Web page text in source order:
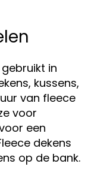
in
kussens,
van fleece
voor
een
dekens
op de bank.